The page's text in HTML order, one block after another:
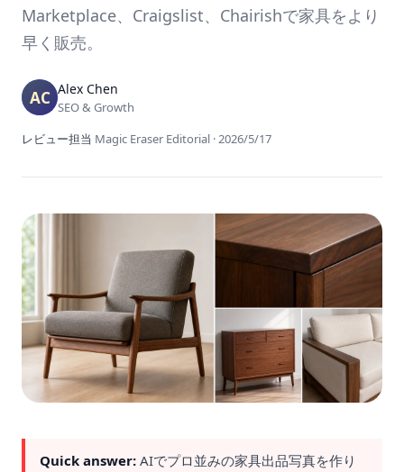
Marketplace、Craigslist、Chairishで家具をより
早く販売。
Alex Chen
SEO & Growth
レビュー担当 Magic Eraser Editorial ·2026/5/17
Quick answer: AIでプロ並みの家具出品写真を作り